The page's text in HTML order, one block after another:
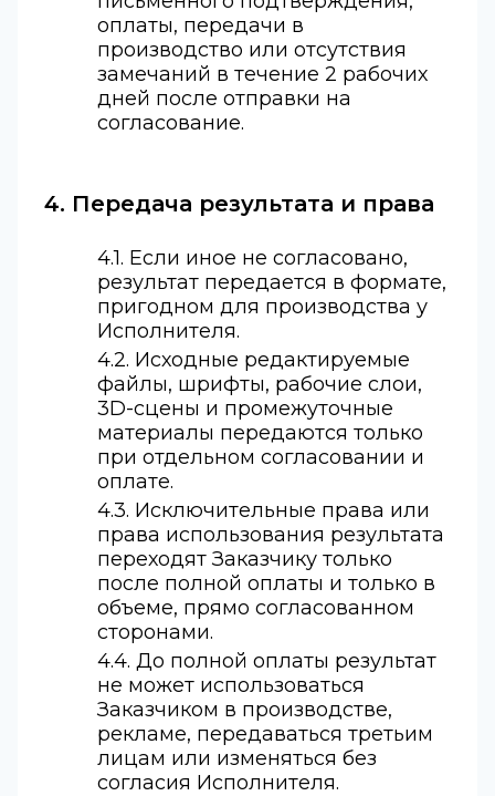
оплаты, передачи в
производство или отсутствия
замечаний в течение 2 рабочих
дней после отправки на
согласование.
4. Передача результата и права
4.1. Если иное не согласовано,
результат передается в формате,
пригодном для производства у
Исполнителя.
4.2. Исходные редактируемые
файлы, шрифты, рабочие слои,
3D-сцены и промежуточные
материалы передаются только
при отдельном согласовании и
оплате.
4.3. Исключительные права или
права использования результата
переходят Заказчику только
после полной оплаты и только в
объеме, прямо согласованном
сторонами.
4.4. До полной оплаты результат
не может использоваться
Заказчиком в производстве,
рекламе, передаваться третьим
лицам или изменяться без
согласия Исполнителя.